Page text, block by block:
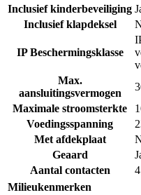
Inclusief kinderbeveiliging
Inclusief klapdeksel
IP Beschermingsklasse
Max.
aansluitingsvermogen
Maximale stroomsterkte
Voedingsspanning
Met afdekplaat
Geaard
Aantal contacten
4
Milieukenmerken